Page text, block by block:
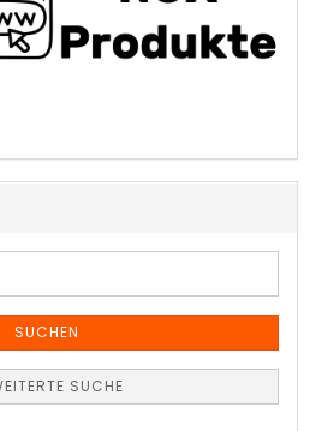
SUCHEN
SUCHE